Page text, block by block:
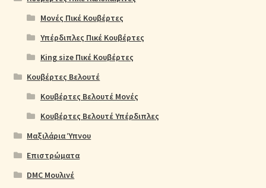
Μονές Πικέ Κουβέρτες
Υπέρδιπλες Πικέ Κουβέρτες
King size Πικέ Κουβέρτες
Κουβέρτες Βελουτέ
Κουβέρτες Βελουτέ Μονές
Κουβέρτες Βελουτέ Υπέρδιπλες
Μαξιλάρια Ύπνου
Επιστρώματα
DMC Μουλινέ